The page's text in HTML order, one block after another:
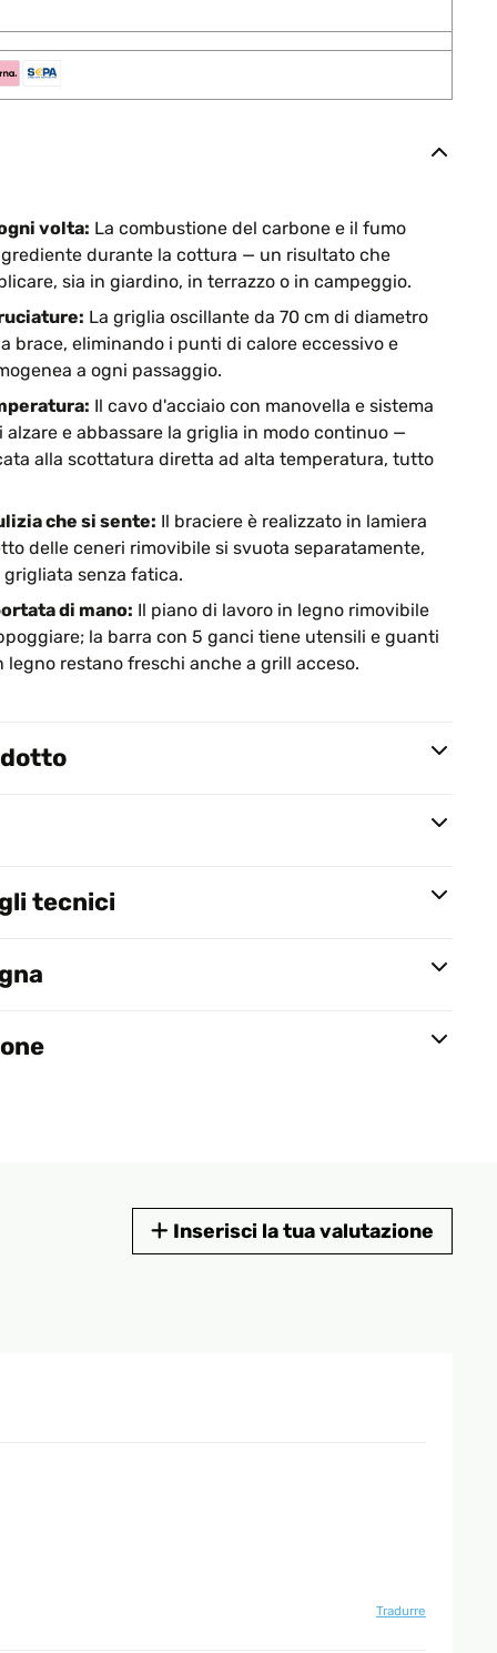
volta: La combustione del carbone e il fumo
durante la cottura — un risultato che
sia in giardino, in terrazzo o in campeggio.
La griglia oscillante da 70 cm di diametro
brace, eliminando i punti di calore eccessivo e
a ogni passaggio.
Il cavo d'acciaio con manovella e sistema
e abbassare la griglia in modo continuo —
alla scottatura diretta ad alta temperatura, tutto
che si sente: Il braciere è realizzato in lamiera
delle ceneri rimovibile si svuota separatamente,
senza fatica.
di mano: Il piano di lavoro in legno rimovibile
la barra con 5 ganci tiene utensili e guanti
legno restano freschi anche a grill acceso.
tecnici
Inserisci la tua valutazione
Tradurre